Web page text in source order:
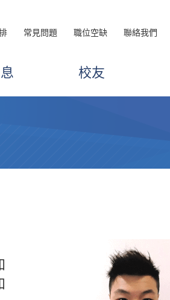
常見問題 職位空缺 聯絡我們
校友